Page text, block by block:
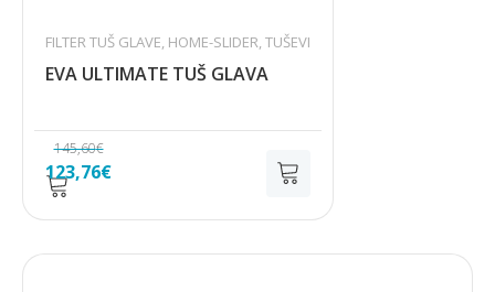
145,60€
Izvorna
cijena
bila
je:
123,76€Trenutna
je:
123,76€.
FILTER TUŠ GLAVE, HOME-SLIDER,TUŠEVI
EVA ULTIMATE TUŠ GLAVA